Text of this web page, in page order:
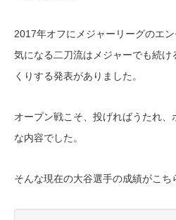
2017年オフにメジャーリーグのエ
気になる二刀流はメジャーでも続け
くりする発表がありました。
オープン戦こそ、投げればうたれ、
な内容でした。
そんな現在の大谷選手の成績がこち